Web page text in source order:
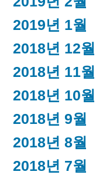
2019년 1월
2018년 12월
2018년 11월
2018년 10월
2018년 9월
2018년 8월
2018년 7월